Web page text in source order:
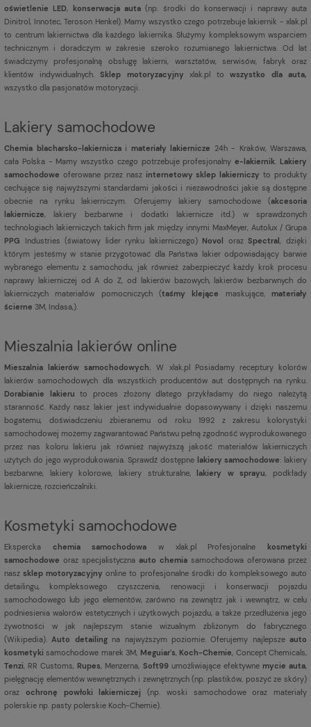
oświetlenie LED, konserwacja auta(np. środki do konserwacji i naprawy auta
Dinitrol, Innotec, Teroson Henkel). Mamy wszystko czego potrzebuje lakiernik - xlak.pl
to centrum lakiernictwa dla każdego lakiernika. Służymy kompleksowym wsparciem
technicznym i doradczym w zakresie szeroko rozumianego lakiernictwa. Od lat
świadczymy profesjonalną obsługę lakierni, warsztatów, serwisów, fabryk oraz
klientów indywidualnych. Sklep motoryzacyjny xlak.pl to wszystko dla auta,
wszystko dla pasjonatów motoryzacji.
Lakiery samochodowe
Chemia blacharsko-lakierniczai materiały lakiernicze 24h - Kraków, Warszawa,
cała Polska - Mamy wszystko czego potrzebuje profesjonalnye-lakiernik. Lakiery
samochodowe oferowane przez nasz internetowy sklep lakierniczy to produkty
cechujące się najwyższymi standardami jakości i niezawodności jakie są dostępne
obecnie na rynku lakierniczym. Oferujemy lakiery samochodowe (akcesoria
lakiernicze, lakiery bezbarwne i dodatki lakiernicze itd.) w sprawdzonych
technologiach lakierniczych takich firm jak między innymi MaxMeyer, Autolux / Grupa
PPG Industries (światowy lider rynku lakierniczego) Novol orazSpectral, dzięki
którym jesteśmy w stanie przygotować dla Państwa lakier odpowiadający barwie
wybranego elementu z samochodu, jak również zabezpieczyć każdy krok procesu
naprawy lakierniczej od A do Z, od lakierów bazowych, lakierów bezbarwnych do
lakierniczych materiałów pomocniczych (taśmy klejące maskujące,materiały
ścierne 3M, Indasa,).
Mieszalnia lakierów online
Mieszalnia lakierów samochodowych. W xlak.pl Posiadamy receptury kolorów
lakierów samochodowych dla wszystkich producentów aut dostępnych na rynku.
Dorabianie lakieru to proces złożony dlatego przykładamy do niego należytą
staranność. Każdy nasz lakier jest indywidualnie dopasowywany i dzięki naszemu
bogatemu, doświadczeniu zbieranemu od roku 1992 z zakresu kolorystyki
samochodowej możemy zagwarantować Państwu pełną zgodność wyprodukowanego
przez nas koloru lakieru jak również najwyższą jakość materiałów lakierniczych
użytych do jego wyprodukowania. Sprawdź dostępne lakiery samochodowe: lakiery
bezbarwne, lakiery kolorowe, lakiery strukturalne,
lakiery w sprayu, podkłady
lakiernicze, rozcieńczalniki.
Kosmetyki samochodowe
Ekspercka chemia samochodowa w xlak.pl Profesjonalne
kosmetyki
samochodowe oraz specjalistyczna auto chemia samochodowa oferowana przez
naszsklep motoryzacyjny online to profesjonalne środki do kompleksowego auto
detailingu, kompleksowego czyszczenia, renowacji i konserwacji pojazdu
samochodowego lub jego elementów, zarówno na zewnątrz jak i wewnątrz, w celu
podniesienia walorów estetycznych i użytkowych pojazdu, a także przedłużenia jego
żywotności w jak najlepszym stanie wizualnym zbliżonym do fabrycznego
(Wikipedia).Auto detailingna najwyższym poziomie. Oferujemy najlepszeauto
kosmetykisamochodowe marek 3M, Meguiar's, Koch-Chemie, Concept Chemicals,
Tenzi, RR Customs, Rupes, Menzerna, Soft99umożliwiające efektywne mycie auta,
pielęgnację elementów wewnętrznych i zewnętrznych (np. plastików, poszyć ze skóry)
oraz ochronę powłoki lakierniczej (np. woski samochodowe oraz materiały
polerskie np. pasty polerskie Koch-Chemie).